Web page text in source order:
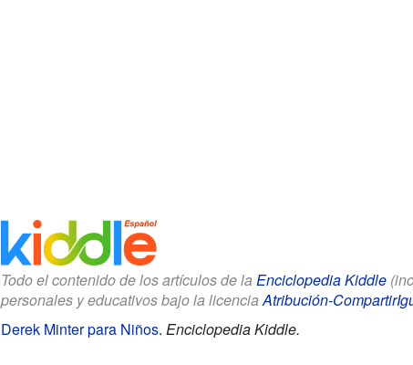
Todo el contenido de los artículos de la Enciclopedia Kiddle
personales y educativos bajo la licenciaAtribución-
Derek Minter para Niños. Enciclopedia Kiddle.